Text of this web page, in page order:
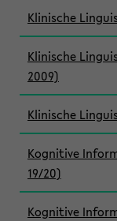
Klinische
Klinische
2009)
Klinische
Kognitive
19/20)
Kognitive